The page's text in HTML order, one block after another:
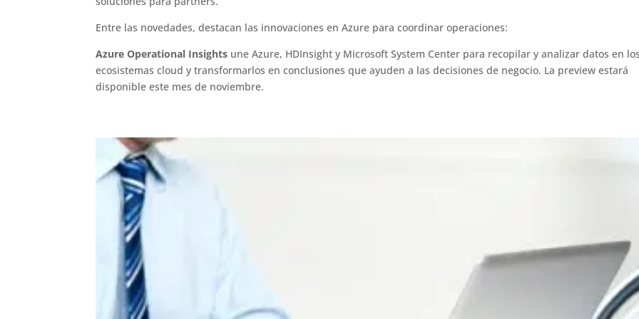
Entre las novedades, destacan las innovaciones en Azure para coordinar operaciones:
Azure Operational Insights une Azure, HDInsight y Microsoft System Center para recopilar y analizar datos en
ecosistemas cloud y transformarlos en conclusiones que ayuden a las decisiones de negocio. La preview estará
disponible este mes de noviembre.